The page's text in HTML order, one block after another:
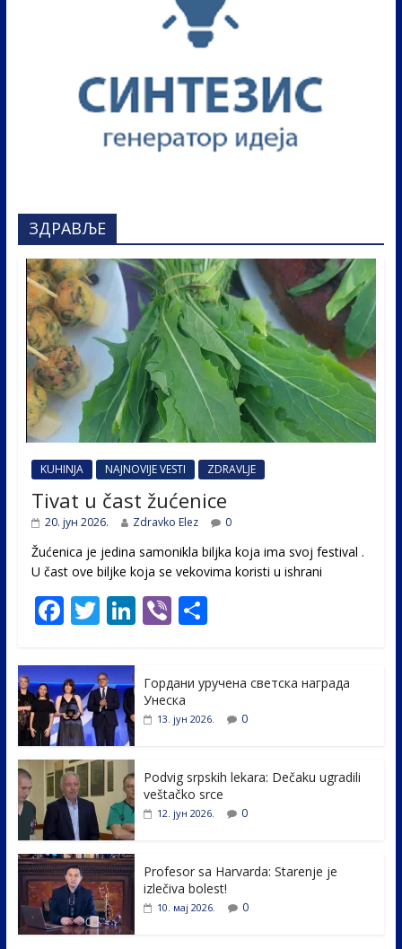
ЗДРАВЉЕ
KUHINJA NAJNOVIJE VESTI ZDRAVLJE
Tivat u čast žućenice
20. јун 2026. Zdravko Elez 0
Žućenica je jedina samonikla biljka koja ima svoj festival .
U čast ovе biljke koja se vekovima koristi u ishrani
F
e
b
o
o
k
T
itt
er
Li
e
dI
Vi S
e
Гордани уручена светска награда
Унеска
13. јун 2026. 0
Podvig srpskih lekara: Dečaku ugradili
veštačko srce
12. јун 2026. 0
Profesor sa Harvarda: Starenje je
izlečiva bolest!
10. мај 2026. 0